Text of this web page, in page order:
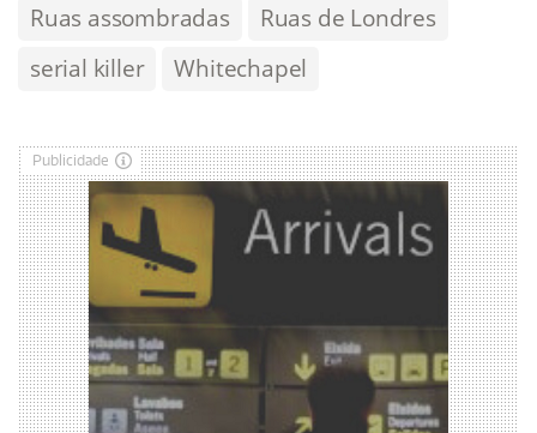
Ruas assombradas
Ruas de Londres
serial killer
Whitechapel
Publicidade